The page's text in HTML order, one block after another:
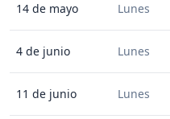
14 de mayo Lunes
4 de junio Lunes
11 de junio Lunes